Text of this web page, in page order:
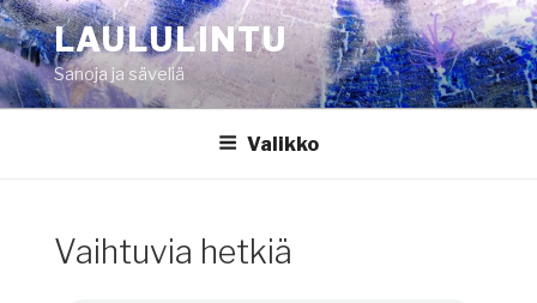
Siirry
sisältöönLAULULINTU
Sanoja ja säveliä
Valikko
Vaihtuvia hetkiä